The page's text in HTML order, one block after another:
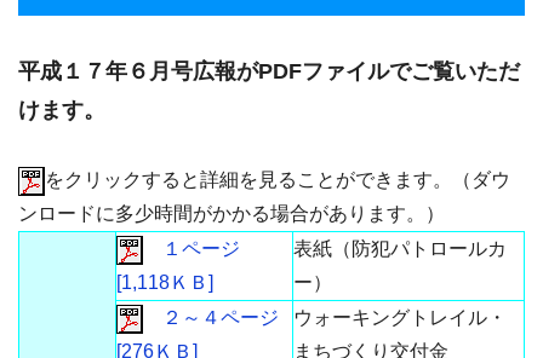
平成１７年６月号広報がPDFファイルでご覧いただ
けます。
をクリックすると詳細を見ることができます。（ダウ
ンロードに多少時間がかかる場合があります。）
１ページ
[1,118ＫＢ]
表紙（防犯パトロールカ
ー）
２～４ページ
[276ＫＢ]
ウォーキングトレイル・
まちづくり交付金